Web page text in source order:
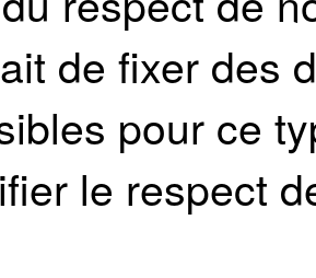
de fixer des
pour ce
le respect